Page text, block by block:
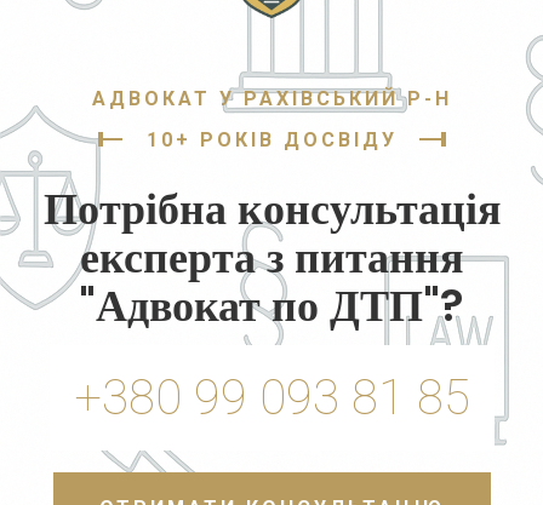
АДВОКАТ У РАХІВСЬКИЙ Р-Н
10+ РОКІВ ДОСВІДУ
Потрібна консультація
експерта з питання
"Адвокат по ДТП"?
+380 99 093 81 85